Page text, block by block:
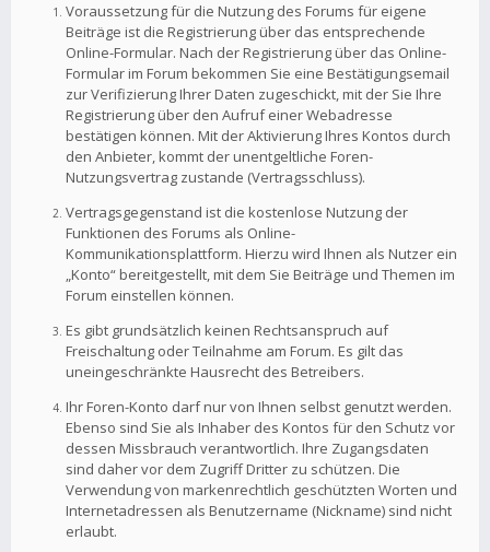
Voraussetzung für die Nutzung des Forums für eigene
Beiträge ist die Registrierung über das entsprechende
Online-Formular. Nach der Registrierung über das Online-
Formular im Forum bekommen Sie eine Bestätigungsemail
zur Verifizierung Ihrer Daten zugeschickt, mit der Sie Ihre
Registrierung über den Aufruf einer Webadresse
bestätigen können. Mit der Aktivierung Ihres Kontos durch
den Anbieter, kommt der unentgeltliche Foren-
Nutzungsvertrag zustande (Vertragsschluss).
Vertragsgegenstand ist die kostenlose Nutzung der
Funktionen des Forums als Online-
Kommunikationsplattform. Hierzu wird Ihnen als Nutzer ein
„Konto“ bereitgestellt, mit dem Sie Beiträge und Themen im
Forum einstellen können.
Es gibt grundsätzlich keinen Rechtsanspruch auf
Freischaltung oder Teilnahme am Forum. Es gilt das
uneingeschränkte Hausrecht des Betreibers.
Ihr Foren-Konto darf nur von Ihnen selbst genutzt werden.
Ebenso sind Sie als Inhaber des Kontos für den Schutz vor
dessen Missbrauch verantwortlich. Ihre Zugangsdaten
sind daher vor dem Zugriff Dritter zu schützen. Die
Verwendung von markenrechtlich geschützten Worten und
Internetadressen als Benutzername (Nickname) sind nicht
erlaubt.